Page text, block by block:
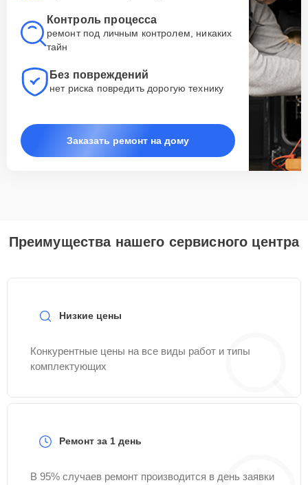
Контроль процесса
ремонт под личным контролем, никаких
тайн
Без повреждений
нет риска повредить дорогую технику
Заказать ремонт на дому
Преимущества нашего сервисного центра
Низкие цены
Конкурентные цены на все виды работ и типы
комплектующих
Ремонт за 1 день
В 95% случаев ремонт производится в день заявки